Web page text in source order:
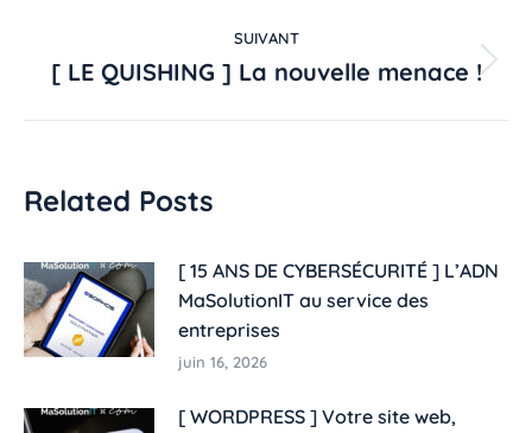
SUIVANT
[ LE QUISHING ] La nouvelle menace !
Related Posts
[ 15 ANS DE CYBERSÉCURITÉ ] L’ADN
MaSolutionIT au service des
entreprises​
juin 16, 2026
[ WORDPRESS ] Votre site web,